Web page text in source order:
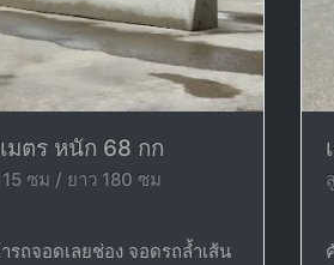
มตร หนัก 68 กก
ซม / ยาว 180 ซม
รถจอดเลยช่อง จอดรถล้ำเส้น